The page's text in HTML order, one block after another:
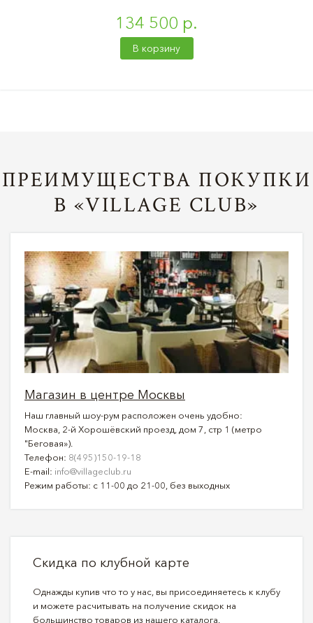
134 500 р.
В корзину
ПРЕИМУЩЕСТВА ПОКУПКИ
В «VILLAGE CLUB»
Магазин в центре Москвы
Наш главный шоу-рум расположен очень удобно:
Москва, 2-й Хорошёвский проезд, дом 7, стр 1 (метро
"Беговая»).
Телефон: 8(495)150-19-18
E-mail: info@villageclub.ru
Режим работы: с 11-00 до 21-00, без выходных
Скидка по клубной карте
Однажды купив что то у нас, вы присоединяетесь к клубу
и можете расчитывать на получение скидок на
большинство товаров из нашего каталога.